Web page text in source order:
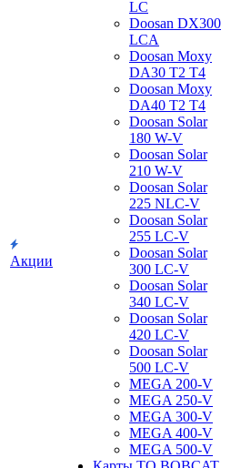
Акции
LC
Doosan DX300
LCA
Doosan Moxy
DA30 T2 T4
Doosan Moxy
DA40 T2 T4
Doosan Solar
180 W-V
Doosan Solar
210 W-V
Doosan Solar
225 NLC-V
Doosan Solar
255 LC-V
Doosan Solar
300 LC-V
Doosan Solar
340 LC-V
Doosan Solar
420 LC-V
Doosan Solar
500 LC-V
MEGA 200-V
MEGA 250-V
MEGA 300-V
MEGA 400-V
MEGA 500-V